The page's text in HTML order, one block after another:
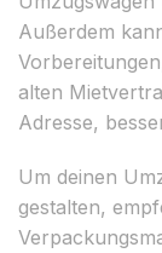
Außerdem
alten
Adresse,
Um deinen
gestalten,